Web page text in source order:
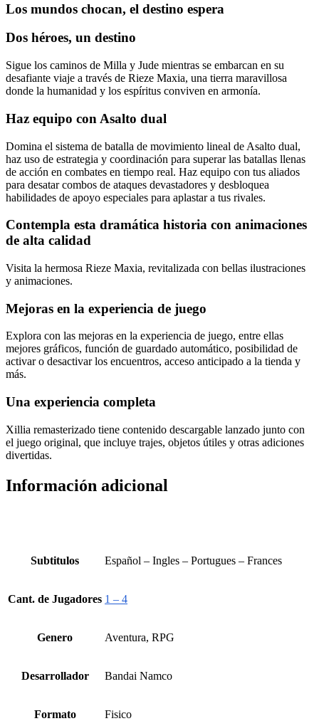
Los mundos chocan, el destino espera
Dos héroes, un destino
Sigue los caminos de Milla y Jude mientras se embarcan en su
desafiante viaje a través de Rieze Maxia, una tierra maravillosa
donde la humanidad y los espíritus conviven en armonía.
Haz equipo con Asalto dual
Domina el sistema de batalla de movimiento lineal de Asalto dual,
haz uso de estrategia y coordinación para superar las batallas llenas
de acción en combates en tiempo real. Haz equipo con tus aliados
para desatar combos de ataques devastadores y desbloquea
habilidades de apoyo especiales para aplastar a tus rivales.
Contempla esta dramática historia con animaciones
de alta calidad
Visita la hermosa Rieze Maxia, revitalizada con bellas ilustraciones
y animaciones.
Mejoras en la experiencia de juego
Explora con las mejoras en la experiencia de juego, entre ellas
mejores gráficos, función de guardado automático, posibilidad de
activar o desactivar los encuentros, acceso anticipado a la tienda y
más.
Una experiencia completa
Xillia remasterizado tiene contenido descargable lanzado junto con
el juego original, que incluye trajes, objetos útiles y otras adiciones
divertidas.
Información adicional
Subtitulos Español – Ingles – Portugues – Frances
Cant. de Jugadores 1 – 4
Genero Aventura, RPG
Desarrollador Bandai Namco
Formato Fisico